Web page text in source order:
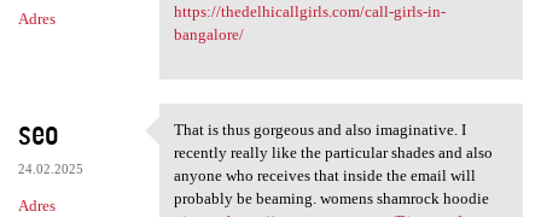
Adres
https://thedelhicallgirls.com/call-girls-in-
bangalore/
seo
24.02.2025
Adres
That is thus gorgeous and
That is thus gorgeous and also imaginative. I
recently really like the particular shades and also
anyone who receives that inside the email will
probably be beaming. womens shamrock hoodie